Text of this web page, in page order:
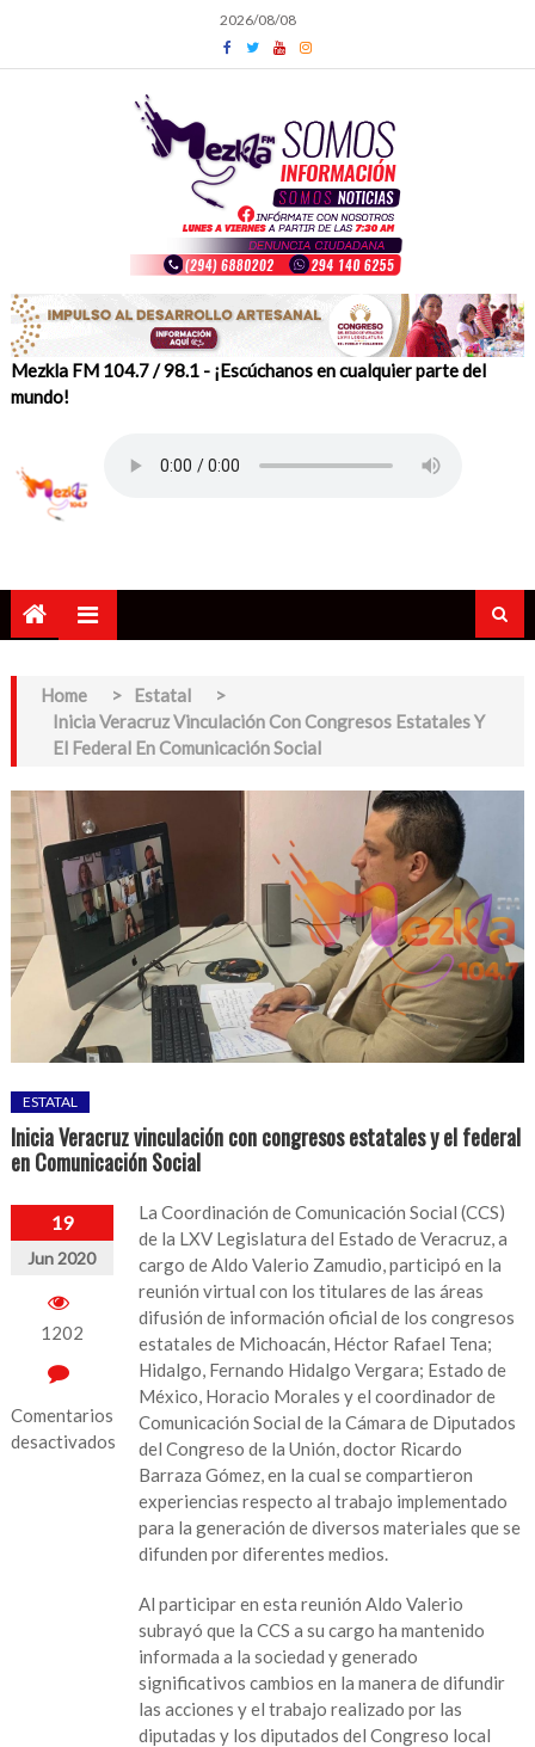
content
2026/08/08
Mezkla FM 104.7 / 98.1 - ¡Escúchanos en cualquier parte del
mundo!
Home > Estatal
>
Inicia Veracruz Vinculación Con Congresos Estatales Y
El Federal En Comunicación Social
ESTATAL
Inicia Veracruz vinculación con congresos estatales y el federal
en Comunicación Social
19
Jun 2020
1202
Comentarios
desactivados
La Coordinación de Comunicación Social (CCS)
de la LXV Legislatura del Estado de Veracruz, a
cargo de Aldo Valerio Zamudio, participó en la
reunión virtual con los titulares de las áreas
difusión de información oficial de los congresos
estatales de Michoacán, Héctor Rafael Tena;
Hidalgo, Fernando Hidalgo Vergara; Estado de
México, Horacio Morales y el coordinador de
Comunicación Social de la Cámara de Diputados
del Congreso de la Unión, doctor Ricardo
Barraza Gómez, en la cual se compartieron
experiencias respecto al trabajo implementado
para la generación de diversos materiales que se
difunden por diferentes medios.
Al participar en esta reunión Aldo Valerio
subrayó que la CCS a su cargo ha mantenido
informada a la sociedad y generado
significativos cambios en la manera de difundir
las acciones y el trabajo realizado por las
diputadas y los diputados del Congreso local